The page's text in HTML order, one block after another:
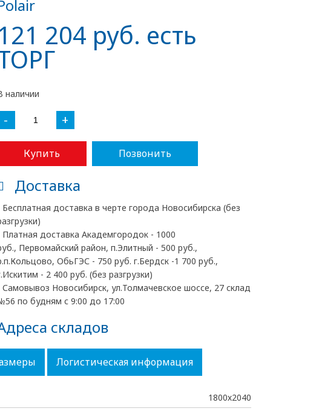
121 204 руб. есть
наличии
- +
Купить Позвонить
Доставка
Бесплатная доставка в черте города Новосибирска (без
Платная доставка Академгородок - 1000
Первомайский район, п.Элитный - 500 руб.,
ОбьГЭС - 750 руб. г.Бердск -1 700 руб.,
- 2 400 руб. (без разгрузки)
Самовывоз Новосибирск, ул.Толмачевское шоссе, 27 склад
по будням с 9:00 до 17:00
складов
Логистическая информация
1800х2040